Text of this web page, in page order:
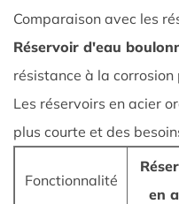
Définition
et
structure
1.2
Comparaison
avec
les
Comparaison avec les
Réservoir d'eau
résistance à la corrosion
Les réservoirs en acier
plus courte et des
Fonctionnalité
en